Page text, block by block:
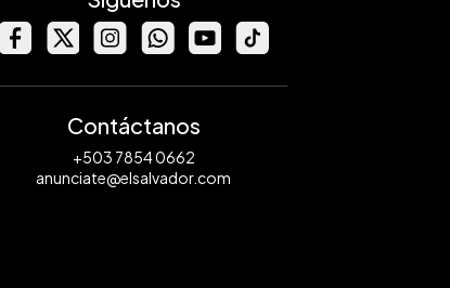
Contáctanos
+503 7854 0662
anunciate@elsalvador.com